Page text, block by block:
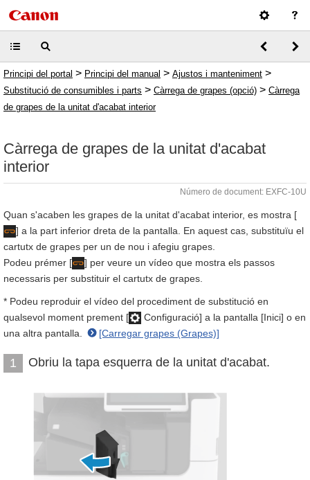
Principi del portal > Principi del manual > Ajustos i manteniment >
Substitució de consumibles i parts > Càrrega de grapes (opció) > Càrrega
de grapes de la unitat d'acabat interior
Càrrega de grapes de la unitat d'acabat
interior
Número de document: EXFC-10U
Quan s'acaben les grapes de la unitat d'acabat interior, es mostra [
] a la part inferior dreta de la pantalla. En aquest cas, substituïu el
cartutx de grapes per un de nou i afegiu grapes.
Podeu prémer [
] per veure un vídeo que mostra els passos
necessaris per substituir el cartutx de grapes.
* Podeu reproduir el vídeo del procediment de substitució en
qualsevol moment prement [
Configuració] a la pantalla [Inici] o en
una altra pantalla.
[Carregar grapes (Grapes)]
1 Obriu la tapa esquerra de la unitat d'acabat.